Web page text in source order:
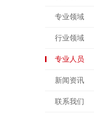
专业领域
行业领域
专业人员
新闻资讯
联系我们